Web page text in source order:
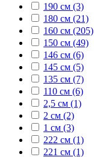
190 см (3)
180 см (21)
160 см (205)
150 см (49)
146 см (6)
145 см (5)
135 см (7)
110 см (6)
2,5 см (1)
2 см (2)
1 см (3)
222 см (1)
221 см (1)